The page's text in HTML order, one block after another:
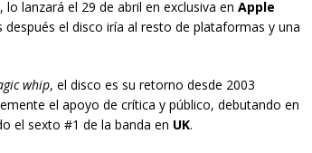
, lo lanzará el 29 de abril en exclusiva en Apple
el disco iría al resto de plataformas y una
whip, el disco es su retorno desde 2003
el apoyo de crítica y público, debutando en
el sexto #1 de la banda en UK.